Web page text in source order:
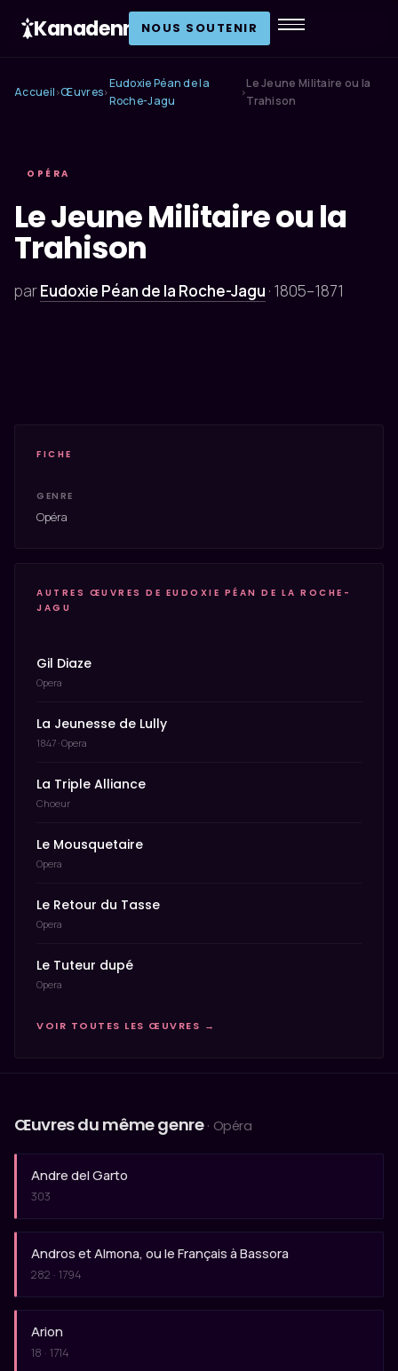
Kanadenn NOUS SOUTENIR
Accueil ›Œuvres›
Eudoxie Péan de la
Roche-Jagu
›
Le Jeune Militaire ou la
Trahison
OPÉRA
Le Jeune Militaire ou la
Trahison
parEudoxie Péan de la Roche-Jagu · 1805–1871
FICHE
GENRE
Opéra
AUTRES ŒUVRES DE EUDOXIE PÉAN DE LA ROCHE-
JAGU
Gil Diaze
Opera
La Jeunesse de Lully
1847 · Opera
La Triple Alliance
Choeur
Le Mousquetaire
Opera
Le Retour du Tasse
Opera
Le Tuteur dupé
Opera
VOIR TOUTES LES ŒUVRES →
Œuvres du même genre · Opéra
Andre del Garto
303
Andros et Almona, ou le Français à Bassora
282 · 1794
Arion
18 · 1714